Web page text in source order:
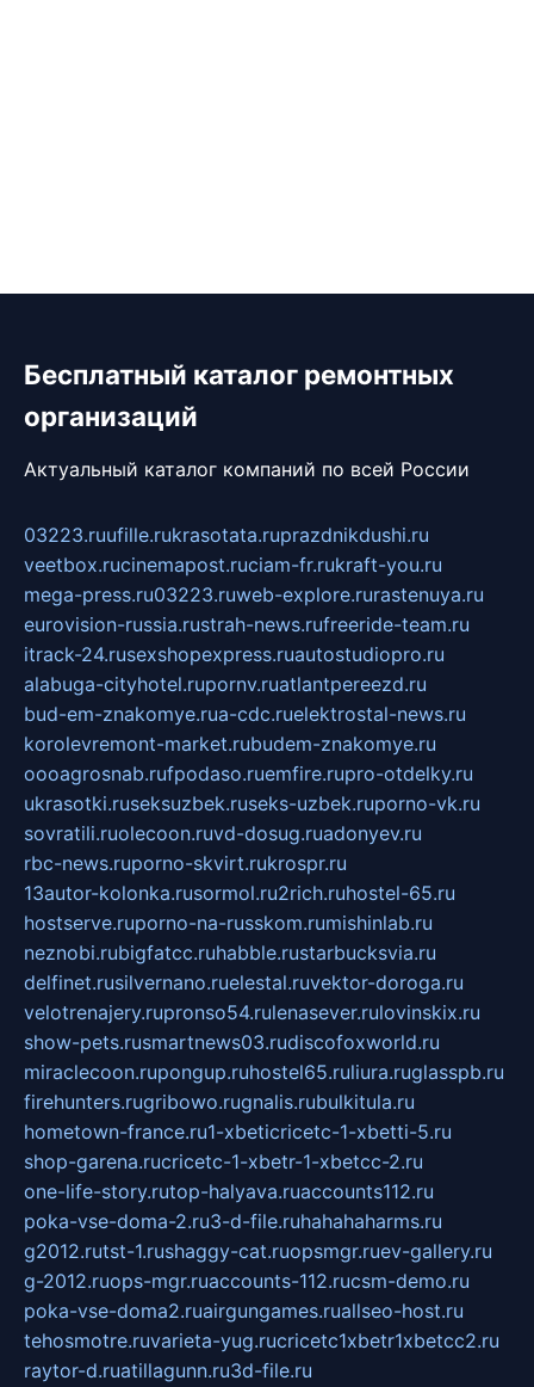
Бесплатный каталог ремонтных
организаций
Актуальный каталог компаний по всей России
03223.ruufille.rukrasotata.ruprazdnikdushi.ru
veetbox.rucinemapost.ruciam-fr.rukraft-you.ru
mega-press.ru03223.ruweb-explore.rurastenuya.ru
eurovision-russia.rustrah-news.rufreeride-team.ru
itrack-24.rusexshopexpress.ruautostudiopro.ru
alabuga-cityhotel.rupornv.ruatlantpereezd.ru
bud-em-znakomye.rua-cdc.ruelektrostal-news.ru
korolevremont-market.rubudem-znakomye.ru
oooagrosnab.rufpodaso.ruemfire.rupro-otdelky.ru
ukrasotki.ruseksuzbek.ruseks-uzbek.ruporno-vk.ru
sovratili.ruolecoon.ruvd-dosug.ruadonyev.ru
rbc-news.ruporno-skvirt.rukrospr.ru
13autor-kolonka.rusormol.ru2rich.ruhostel-65.ru
hostserve.ruporno-na-russkom.rumishinlab.ru
neznobi.rubigfatcc.ruhabble.rustarbucksvia.ru
delfinet.rusilvernano.ruelestal.ruvektor-doroga.ru
velotrenajery.rupronso54.rulenasever.rulovinskix.ru
show-pets.rusmartnews03.rudiscofoxworld.ru
miraclecoon.rupongup.ruhostel65.ruliura.ruglasspb.ru
firehunters.rugribowo.rugnalis.rubulkitula.ru
hometown-france.ru1-xbeticricetc-1-xbetti-5.ru
shop-garena.rucricetc-1-xbetr-1-xbetcc-2.ru
one-life-story.rutop-halyava.ruaccounts112.ru
poka-vse-doma-2.ru3-d-file.ruhahahaharms.ru
g2012.rutst-1.rushaggy-cat.ruopsmgr.ruev-gallery.ru
g-2012.ruops-mgr.ruaccounts-112.rucsm-demo.ru
poka-vse-doma2.ruairgungames.ruallseo-host.ru
tehosmotre.ruvarieta-yug.rucricetc1xbetr1xbetcc2.ru
raytor-d.ruatillagunn.ru3d-file.ru